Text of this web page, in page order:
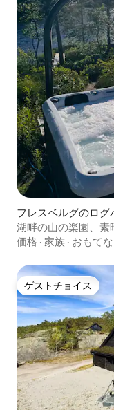
フレスベルグのログ
湖畔の山の楽園、素
価格 · 家族 · おもて
ゲストチョイス
ゲストチョイス